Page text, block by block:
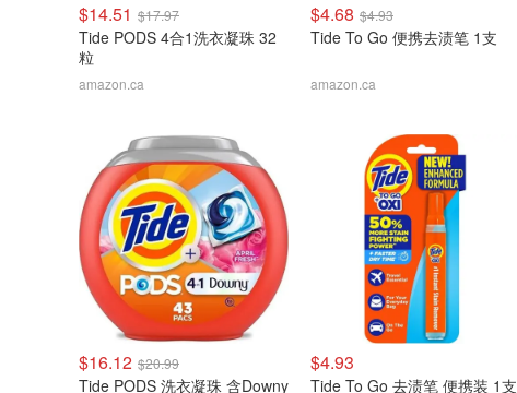
$14.51 $17.97
Tide PODS 4合1洗衣凝珠 32
粒
amazon.ca
$4.68 $4.93
Tide To Go 便携去渍笔 1支
amazon.ca
$16.12 $20.99
Tide PODS 洗衣凝珠 含Downy
$4.93
Tide To Go 去渍笔 便携装 1支